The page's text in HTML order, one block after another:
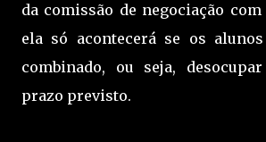
da comissão de negociação
ela só acontecerá se os
combinado, ou seja,
prazo previsto.